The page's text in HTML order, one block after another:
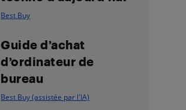
Best Buy
Guide d’achat
d’ordinateur de
bureau
Best Buy (assistée par l'IA)